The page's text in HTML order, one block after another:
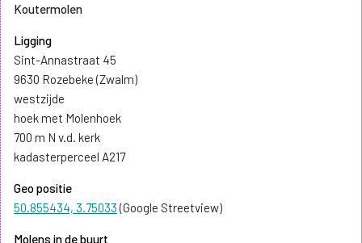
Koutermolen
Ligging
Sint-Annastraat 45
9630 Rozebeke (Zwalm)
westzijde
hoek met Molenhoek
700 m N v.d. kerk
kadasterperceel A217
Geo positie
50.855434, 3.75033(Google Streetview)
Molens in de buurt